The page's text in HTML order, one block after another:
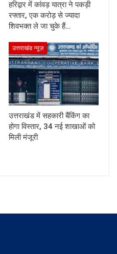
हरिद्वार में कांवड़ यात्रा ने पकड़ी
रफ्तार, एक करोड़ से ज्यादा
शिवभक्त ले जा चुके हैं…
उत्तराखंड न्यूज़
उत्तराखंड में सहकारी बैंकिंग का
होगा विस्तार, 34 नई शाखाओं को
मिली मंजूरी